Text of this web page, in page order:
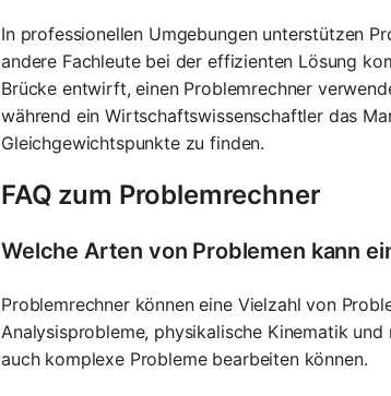
In professionellen Umgebungen unterstützen
andere Fachleute bei der effizienten Lösung
Brücke entwirft, einen Problemrechner
während ein Wirtschaftswissenschaftler das
Gleichgewichtspunkte zu finden.
FAQ zum Problemrechner
Welche Arten von Problemen kann
Problemrechner können eine Vielzahl von
Analysisprobleme, physikalische Kinematik
auch komplexe Probleme bearbeiten können.